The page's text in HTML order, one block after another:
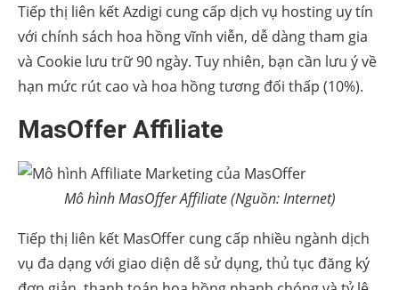
Tiếp thị liên kết Azdigi cung cấp dịch vụ hosting uy tín
với chính sách hoa hồng vĩnh viễn, dễ dàng tham gia
và Cookie lưu trữ 90 ngày. Tuy nhiên, bạn cần lưu ý về
hạn mức rút cao và hoa hồng tương đối thấp (10%).
MasOffer Affiliate
Mô hình MasOffer Affiliate (Nguồn: Internet)
Tiếp thị liên kết MasOffer cung cấp nhiều ngành dịch
vụ đa dạng với giao diện dễ sử dụng, thủ tục đăng ký